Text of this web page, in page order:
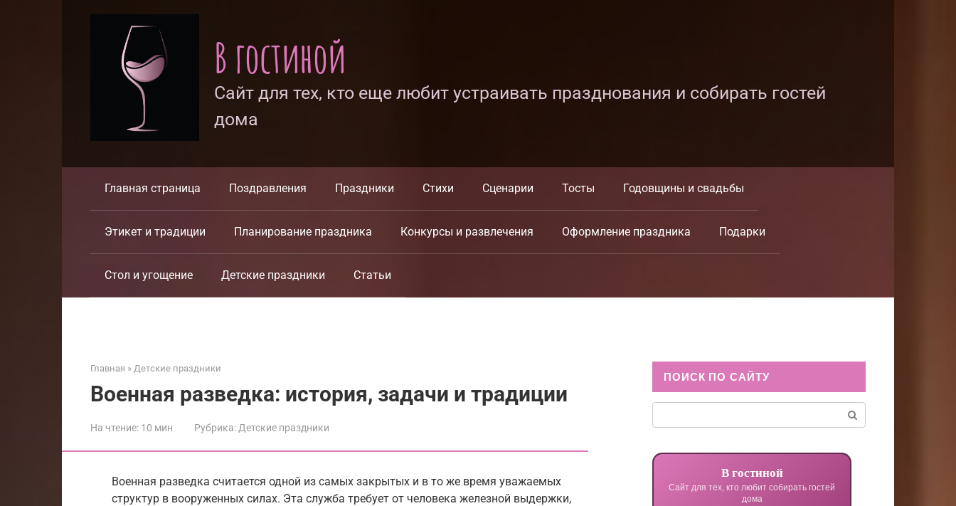
В гостиной
Сайт для тех, кто еще любит устраивать празднования и собирать гостей
дома
Главная страница Поздравления Праздники Стихи Сценарии Тосты Годовщины и свадьбы
Этикет и традиции Планирование праздника Конкурсы и развлечения Оформление праздника Подарки
Стол и угощение Детские праздники Статьи
Главная » Детские праздники
Военная разведка: история, задачи и традиции
На чтение: 10 мин Рубрика: Детские праздники
Военная разведка считается одной из самых закрытых и в то же время уважаемых
структур в вооруженных силах. Эта служба требует от человека железной выдержки,
ПОИСК ПО САЙТУ
В гостиной
Сайт для тех, кто любит собирать гостей
дома